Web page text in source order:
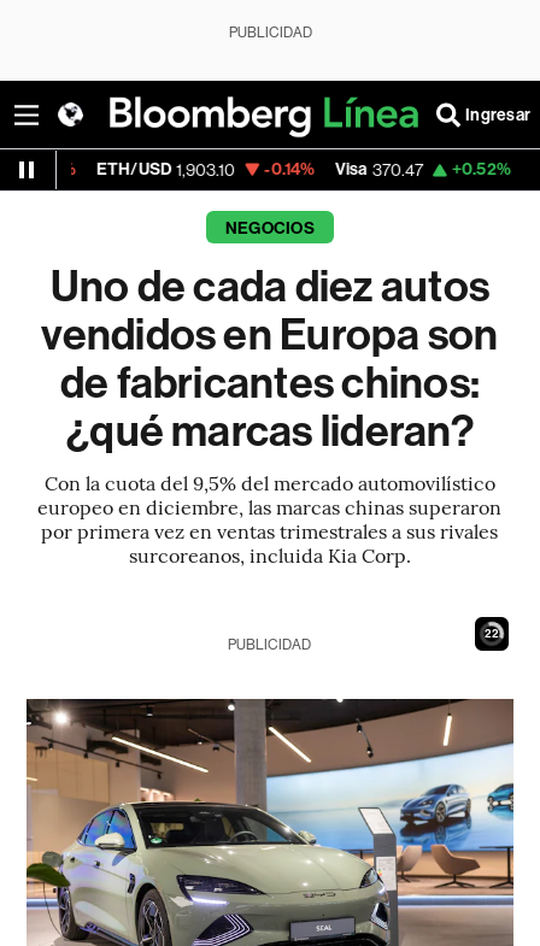
PUBLICIDAD
Ingresar
1,903.10 -0.14% Visa 370.47 +0.52% MercadoLibre
NEGOCIOS
Uno de cada diez autos
vendidos en Europa son
de fabricantes chinos:
¿qué marcas lideran?
Con la cuota del 9,5% del mercado automovilístico
europeo en diciembre, las marcas chinas superaron
por primera vez en ventas trimestrales a sus rivales
surcoreanos, incluida Kia Corp.
21
PUBLICIDAD